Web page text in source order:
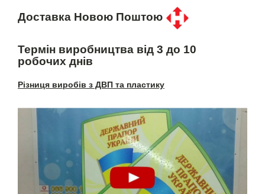
Доставка Новою Поштою
Термін виробництва від 3 до 10
робочих днів
Різниця виробів з ДВП та пластику